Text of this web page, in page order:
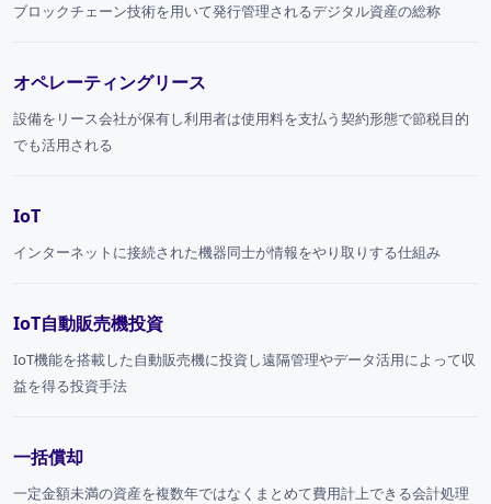
ブロックチェーン技術を用いて発行管理されるデジタル資産の総称
オペレーティングリース
設備をリース会社が保有し利用者は使用料を支払う契約形態で節税目的
でも活用される
IoT
インターネットに接続された機器同士が情報をやり取りする仕組み
IoT自動販売機投資
IoT機能を搭載した自動販売機に投資し遠隔管理やデータ活用によって収
益を得る投資手法
一括償却
一定金額未満の資産を複数年ではなくまとめて費用計上できる会計処理